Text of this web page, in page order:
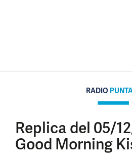
RADIO
Replica del 05/
Good Morning